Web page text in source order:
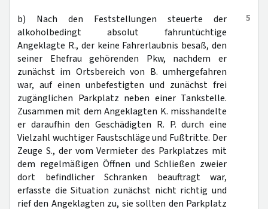
5
b) Nach den Feststellungen steuerte der
alkoholbedingt absolut fahruntüchtige
Angeklagte R., der keine Fahrerlaubnis besaß, den
seiner Ehefrau gehörenden Pkw, nachdem er
zunächst im Ortsbereich von B. umhergefahren
war, auf einen unbefestigten und zunächst frei
zugänglichen Parkplatz neben einer Tankstelle.
Zusammen mit dem Angeklagten K. misshandelte
er daraufhin den Geschädigten R. P. durch eine
Vielzahl wuchtiger Faustschläge und Fußtritte. Der
Zeuge S., der vom Vermieter des Parkplatzes mit
dem regelmäßigen Öffnen und Schließen zweier
dort befindlicher Schranken beauftragt war,
erfasste die Situation zunächst nicht richtig und
rief den Angeklagten zu, sie sollten den Parkplatz